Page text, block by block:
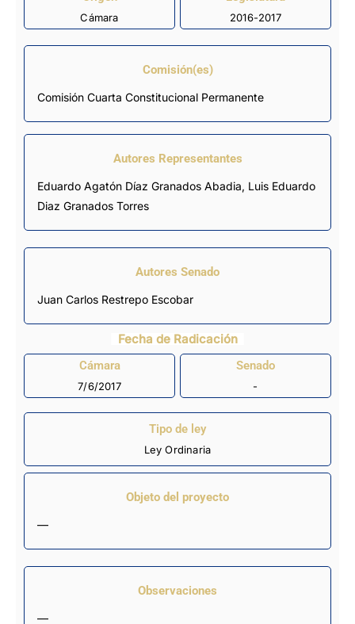
Cámara 2016-2017
Comisión(es)
Comisión Cuarta Constitucional Permanente
Autores Representantes
Eduardo Agatón Díaz Granados Abadia, Luis Eduardo
Diaz Granados Torres
Autores Senado
Juan Carlos Restrepo Escobar
Fecha de Radicación
Cámara
7/6/2017
Senado
-
Tipo de ley
Ley Ordinaria
Objeto del proyecto
—
Observaciones
—